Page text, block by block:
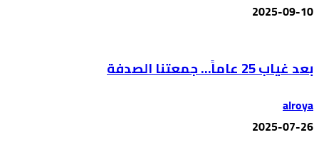
2025-09-10
بعد غياب 25 عاماً… جمعتنا الصدفة
alroya
2025-07-26